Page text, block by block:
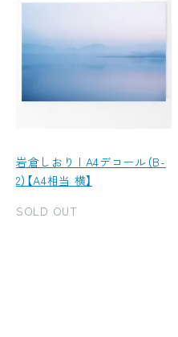
岩倉しおり | A4デコール（B-
2）【A4相当 横】
SOLD OUT